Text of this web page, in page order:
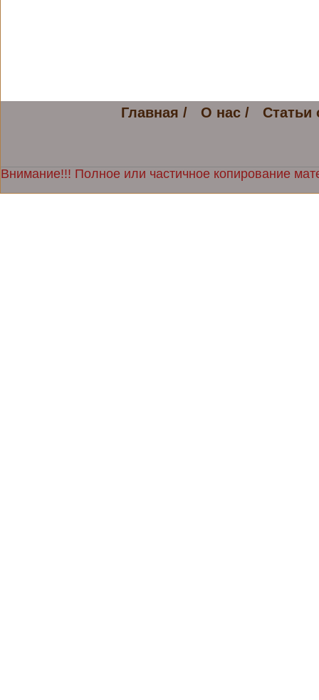
Главная / О нас / Статьи
Внимание!!! Полное или частичное копирование